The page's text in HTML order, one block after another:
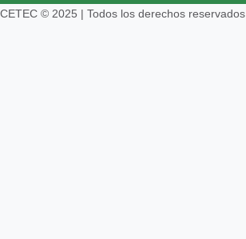
CETEC © 2025 | Todos los derechos reservados